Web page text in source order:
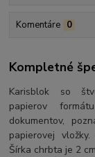
Komentáre 0
Kompletné
Karisblok so
papierov
dokumentov,
papierovej
Šírka chrbta je 2